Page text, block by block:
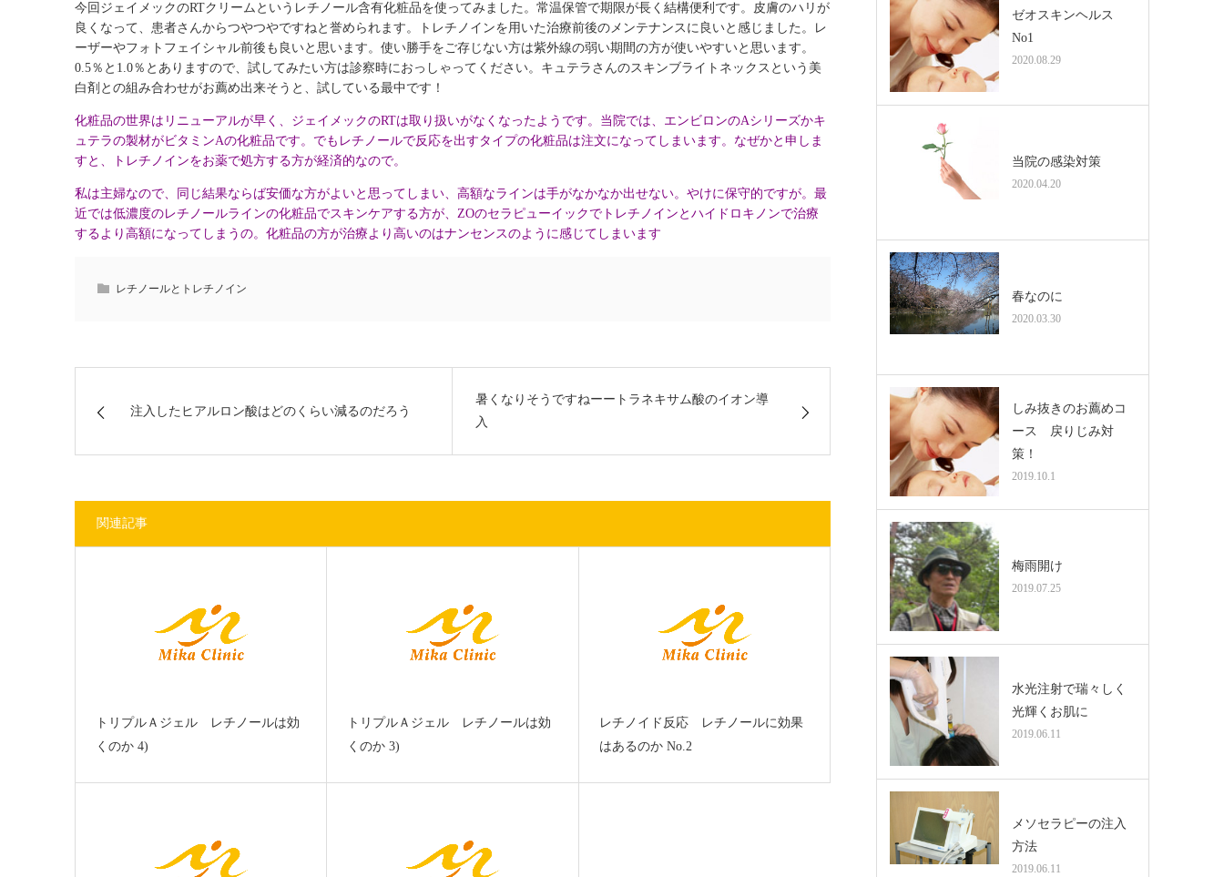
今回ジェイメックのRTクリームというレチノール含有化粧品を使ってみました。常温保管で期限が長く結構便利です。皮膚のハリが
良くなって、患者さんからつやつやですねと誉められます。トレチノインを用いた治療前後のメンテナンスに良いと感じました。レ
ーザーやフォトフェイシャル前後も良いと思います。使い勝手をご存じない方は紫外線の弱い期間の方が使いやすいと思います。
0.5％と1.0％とありますので、試してみたい方は診察時におっしゃってください。キュテラさんのスキンブライトネックスという美
白剤との組み合わせがお薦め出来そうと、試している最中です！
化粧品の世界はリニューアルが早く、ジェイメックのRTは取り扱いがなくなったようです。当院では、エンビロンのAシリーズかキ
ュテラの製材がビタミンAの化粧品です。でもレチノールで反応を出すタイプの化粧品は注文になってしまいます。なぜかと申しま
すと、トレチノインをお薬で処方する方が経済的なので。
私は主婦なので、同じ結果ならば安価な方がよいと思ってしまい、高額なラインは手がなかなか出せない。やけに保守的ですが。最
近では低濃度のレチノールラインの化粧品でスキンケアする方が、ZOのセラピューイックでトレチノインとハイドロキノンで治療
するより高額になってしまうの。化粧品の方が治療より高いのはナンセンスのように感じてしまいます
レチノールとトレチノイン
注入したヒアルロン酸はどのくらい減るのだろう
暑くなりそうですねーートラネキサム酸のイオン導
入
関連記事
トリプルＡジェル レチノールは効
くのか 4)
トリプルＡジェル レチノールは効
くのか 3)
レチノイド反応 レチノールに効果
はあるのか No.2
ゼオスキンヘルス
No1
2020.08.29
当院の感染対策
2020.04.20
春なのに
2020.03.30
しみ抜きのお薦めコ
ース 戻りじみ対
策！
2019.10.1
梅雨開け
2019.07.25
水光注射で瑞々しく
光輝くお肌に
2019.06.11
メソセラピーの注入
方法
2019.06.11